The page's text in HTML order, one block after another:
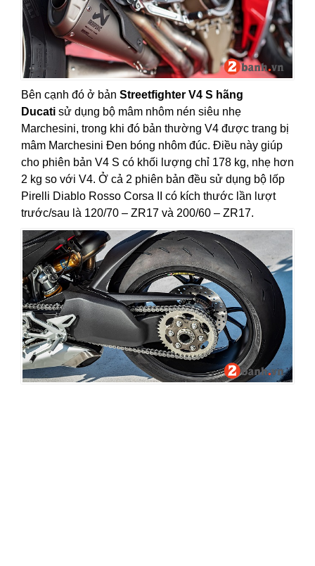
Bên cạnh đó ở bản Streetfighter V4 S hãng
Ducati sử dụng bộ mâm nhôm nén siêu nhẹ
Marchesini, trong khi đó bản thường V4 được trang bị
mâm Marchesini Đen bóng nhôm đúc. Điều này giúp
cho phiên bản V4 S có khối lượng chỉ 178 kg, nhẹ hơn
2 kg so với V4. Ở cả 2 phiên bản đều sử dụng bộ lốp
Pirelli Diablo Rosso Corsa II có kích thước lần lượt
trước/sau là 120/70 – ZR17 và 200/60 – ZR17.